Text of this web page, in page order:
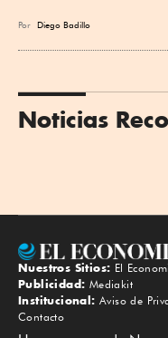
Por Diego Badillo
Noticias
Nuestros Sitios: El
Publicidad: Mediakit
Institucional: Aviso de
Contacto